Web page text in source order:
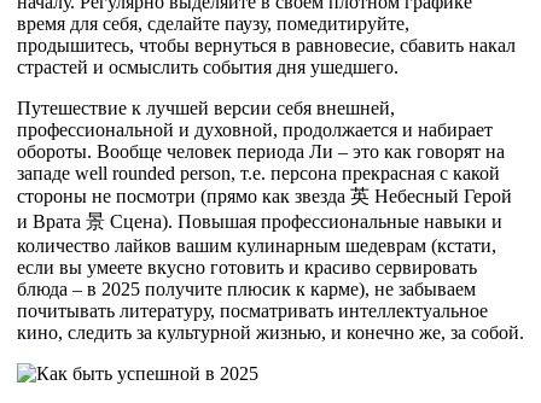
время для себя, сделайте паузу, помедитируйте,
продышитесь, чтобы вернуться в равновесие, сбавить накал
страстей и осмыслить события дня ушедшего.
Путешествие к лучшей версии себя внешней,
профессиональной и духовной, продолжается и набирает
обороты. Вообще человек периода Ли – это как говорят на
западе well rounded person, т.е. персона прекрасная с какой
стороны не посмотри (прямо как звезда 英 Небесный Герой
и Врата 景 Сцена). Повышая профессиональные навыки и
количество лайков вашим кулинарным шедеврам (кстати,
если вы умеете вкусно готовить и красиво сервировать
блюда – в 2025 получите плюсик к карме), не забываем
почитывать литературу, посматривать интеллектуальное
кино, следить за культурной жизнью, и конечно же, за собой.